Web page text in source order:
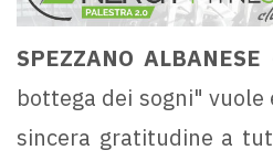
SPEZZANO ALBANESE
bottega dei sogni"
sincera gratitudine a